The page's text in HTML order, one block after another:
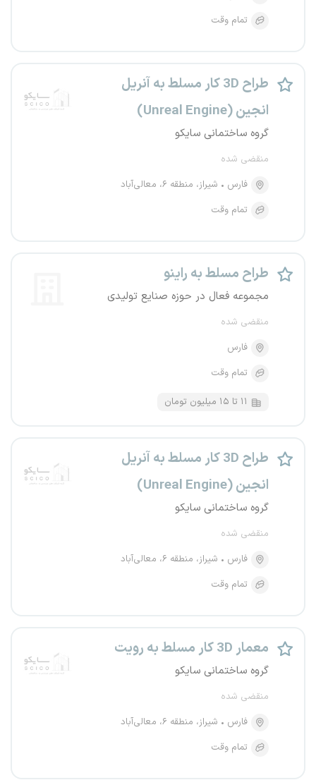
تمام وقت
طراح 3D کار مسلط به آنریل
انجین (Unreal Engine)
گروه ساختمانی سایکو
منقضی شده
فارس
شیراز، منطقه ۶، معالی‌آباد
تمام وقت
طراح مسلط به راینو
مجموعه فعال در حوزه صنایع تولیدی
منقضی شده
فارس
تمام وقت
۱۱ تا ۱۵ میلیون تومان
طراح 3D کار مسلط به آنریل
انجین (Unreal Engine)
گروه ساختمانی سایکو
منقضی شده
فارس
شیراز، منطقه ۶، معالی‌آباد
تمام وقت
معمار 3D کار مسلط به رویت
گروه ساختمانی سایکو
منقضی شده
فارس
شیراز، منطقه ۶، معالی‌آباد
تمام وقت